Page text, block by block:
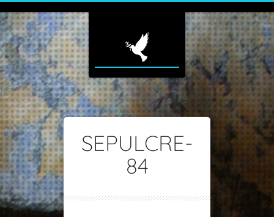
SEPULCRE-
84